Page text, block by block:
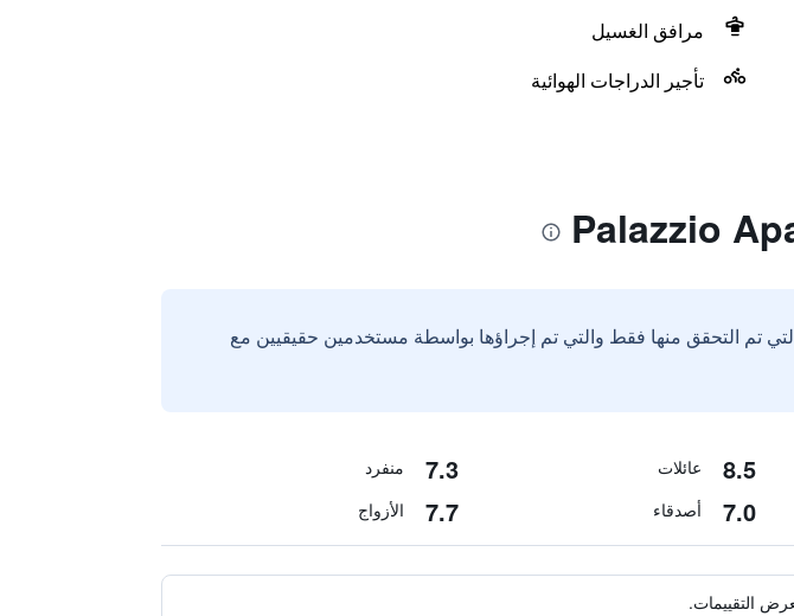
مرافق الغسيل
تأجير الدراجات الهوائية
تم التحقق منها فقط والتي تم إجراؤها بواسطة مستخدمين حقيقيين مع
8.5 عائلات 7.3 منفرد
7.0 أصدقاء 7.7 الأزواج
التقييمات.